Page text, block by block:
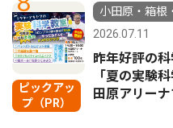
ピックアッ
プ（PR）
小田原・箱根
2026.07.11
昨年好評の
「夏の実験
田原アリーナ